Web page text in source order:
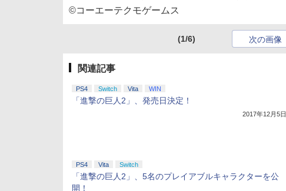
©コーエーテクモゲームス
(1/6) 次の画像
関連記事
PS4 Switch Vita WIN
「進撃の巨人2」、発売日決定！
2017年12月5日
PS4 Vita Switch
「進撃の巨人2」、5名のプレイアブルキャラクターを公
開！